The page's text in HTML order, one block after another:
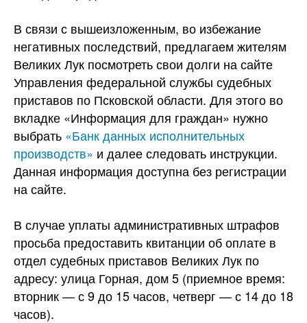
В связи с вышеизложенным, во избежание
негативных последствий, предлагаем жителям
Великих Лук посмотреть свои долги на сайте
Управления федеральной службы судебных
приставов по Псковской области. Для этого во
вкладке «Информация для граждан» нужно
выбрать «Банк данных исполнительных
производств» и далее следовать инструкции.
Данная информация доступна без регистрации
на сайте.
В случае уплаты административных штрафов
просьба предоставить квитанции об оплате в
отдел судебных приставов Великих Лук по
адресу: улица Горная, дом 5 (приемное время:
вторник — с 9 до 15 часов, четверг — с 14 до 18
часов).